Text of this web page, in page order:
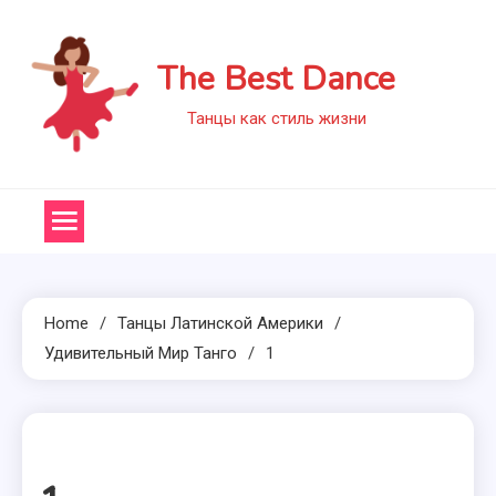
content
The Best Dance
Танцы как стиль жизни
Home
Танцы Латинской Америки
Удивительный Мир Танго
1